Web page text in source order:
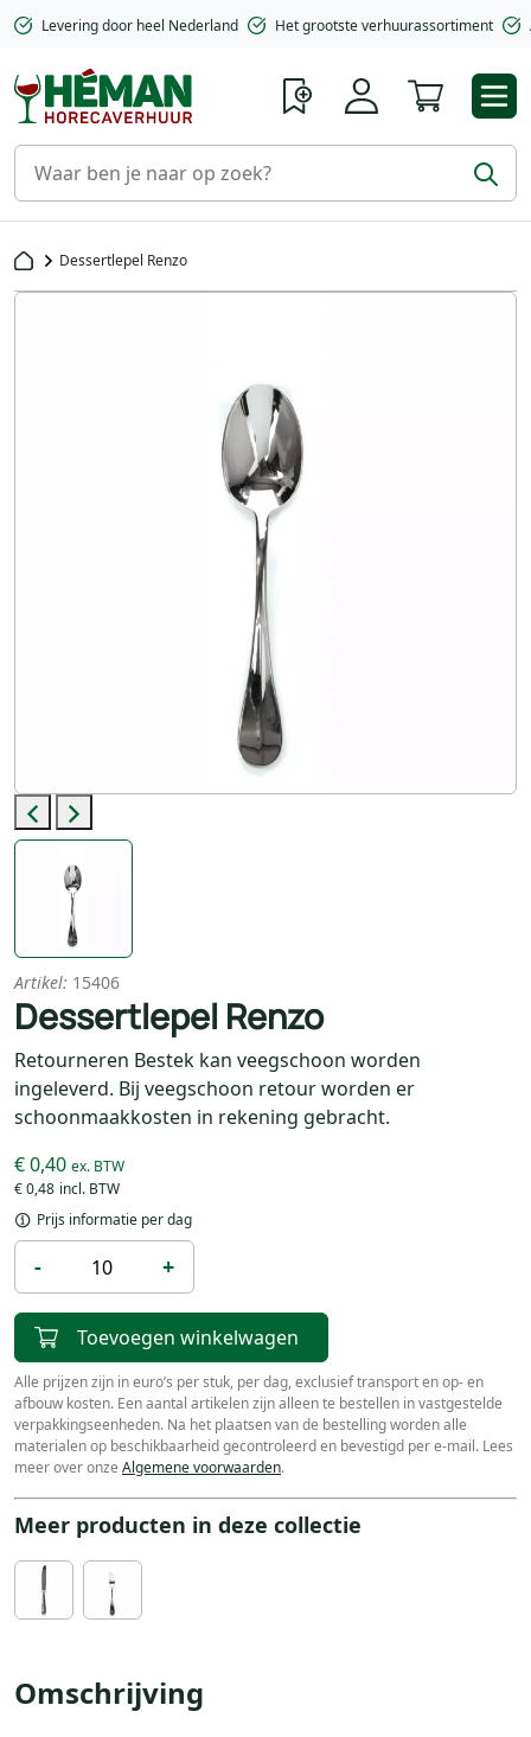
Levering door heel Nederland Het grootste verhuurassortiment
Dessertlepel Renzo
Previous
Next
Artikel: 15406
Dessertlepel Renzo
Retourneren Bestek kan veegschoon worden
ingeleverd. Bij veegschoon retour worden er
schoonmaakkosten in rekening gebracht.
€ 0,48
€ 0,40
Prijs informatie per dag
- +
Toevoegen winkelwagen
Alle prijzen zijn in euro’s per stuk, per dag, exclusief transport en op- en
afbouw kosten. Een aantal artikelen zijn alleen te bestellen in vastgestelde
verpakkingseenheden. Na het plaatsen van de bestelling worden alle
materialen op beschikbaarheid gecontroleerd en bevestigd per e-mail. Lees
meer over onze Algemene voorwaarden.
Meer producten in deze collectie
Omschrijving